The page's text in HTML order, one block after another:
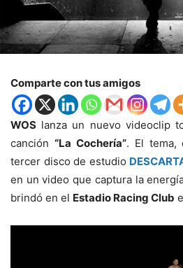
Comparte con tus amigos
WOS lanza un nuevo videoclip
canción “La Cochería”. El tema,
tercer disco de estudio
en un video que captura la
brindó en el Estadio Racing Club